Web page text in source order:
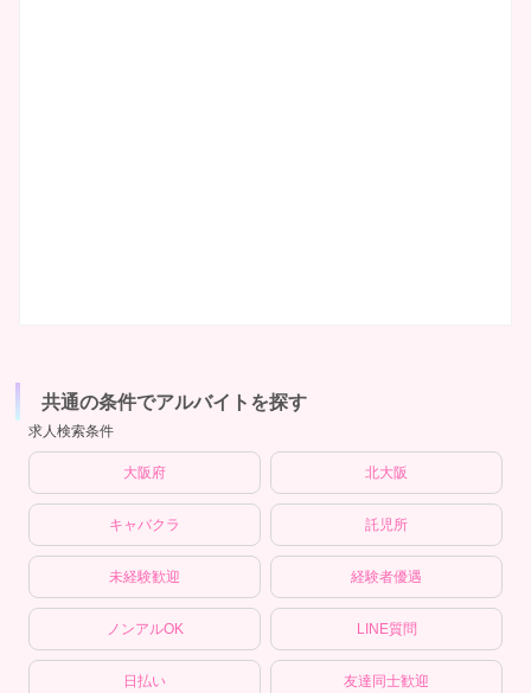
共通の条件でアルバイトを探す
求人検索条件
大阪府 北大阪
キャバクラ 託児所
未経験歓迎 経験者優遇
ノンアルOK LINE質問
日払い 友達同士歓迎